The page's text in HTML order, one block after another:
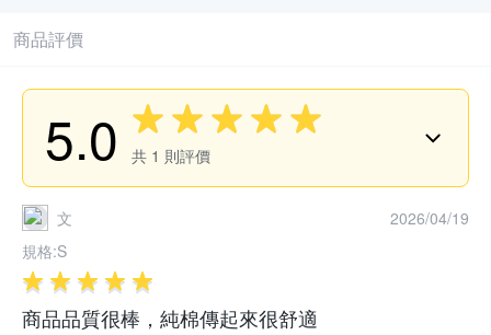
商品評價
5.0 共 1 則評價
文
2026/04/19
規格:S
商品品質很棒，純棉傳起來很舒適